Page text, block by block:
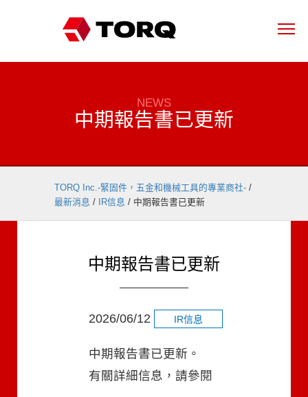
NEWS
中期報告書已更新
TORQ Inc.-緊固件，五金和機械工具的專業商社- /
最新消息 / IR信息 / 中期報告書已更新
中期報告書已更新
2026/06/12 IR信息
中期報告書已更新。
有關詳細信息，請參閱